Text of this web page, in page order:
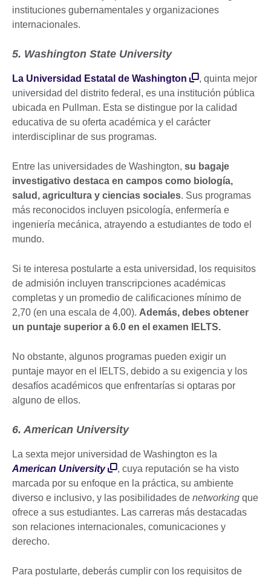
instituciones gubernamentales y organizaciones
internacionales.
5. Washington State University
La Universidad Estatal de Washington
, quinta mejor
universidad del distrito federal, es una institución pública
ubicada en Pullman. Esta se distingue por la calidad
educativa de su oferta académica y el carácter
interdisciplinar de sus programas.
Entre las universidades de Washington, su bagaje
investigativo destaca en campos como biología,
salud, agricultura y ciencias sociales. Sus programas
más reconocidos incluyen psicología, enfermería e
ingeniería mecánica, atrayendo a estudiantes de todo el
mundo.
Si te interesa postularte a esta universidad, los requisitos
de admisión incluyen transcripciones académicas
completas y un promedio de calificaciones mínimo de
2,70 (en una escala de 4,00). Además, debes obtener
un puntaje superior a 6.0 en el examen IELTS.
No obstante, algunos programas pueden exigir un
puntaje mayor en el IELTS, debido a su exigencia y los
desafíos académicos que enfrentarías si optaras por
alguno de ellos.
6. American University
La sexta mejor universidad de Washington es la
American University
, cuya reputación se ha visto
marcada por su enfoque en la práctica, su ambiente
diverso e inclusivo, y las posibilidades de networking que
ofrece a sus estudiantes. Las carreras más destacadas
son relaciones internacionales, comunicaciones y
derecho.
Para postularte, deberás cumplir con los requisitos de